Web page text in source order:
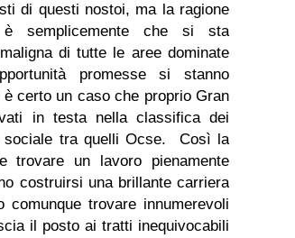
di questi nostoi, ma la ragione
semplicemente che si sta
di tutte le aree dominate
promesse si stanno
certo un caso che proprio Gran
in testa nella classifica dei
sociale tra quelli Ocse. Così la
trovare un lavoro pienamente
costruirsi una brillante carriera
trovare innumerevoli
il posto ai tratti inequivocabili